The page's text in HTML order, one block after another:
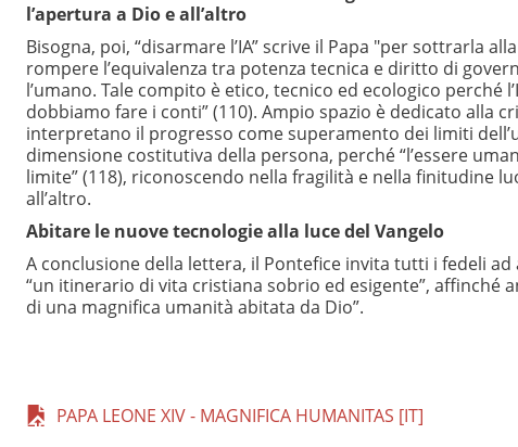
l’apertura a Dio e all’altro
Bisogna, poi, “disarmare l’IA” scrive il Papa "per sottrarla
rompere l’equivalenza tra potenza tecnica e diritto di
l’umano. Tale compito è etico, tecnico ed ecologico perché
dobbiamo fare i conti” (110). Ampio spazio è dedicato alla
interpretano il progresso come superamento dei limiti
dimensione costitutiva della persona, perché “l’essere
limite” (118), riconoscendo nella fragilità e nella finitudine
all’altro.
Abitare le nuove tecnologie alla luce del Vangelo
A conclusione della lettera, il Pontefice invita tutti i fedeli
“un itinerario di vita cristiana sobrio ed esigente”, affinché
di una magnifica umanità abitata da Dio”.
PAPA LEONE XIV - MAGNIFICA HUMANITAS [IT]